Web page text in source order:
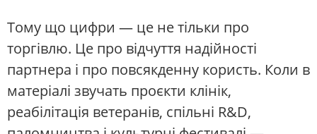
Тому що цифри — це не тільки про
торгівлю. Це про відчуття надійності
партнера і про повсякденну користь. Коли в
матеріалі звучать проєкти клінік,
реабілітація ветеранів, спільні R&D,